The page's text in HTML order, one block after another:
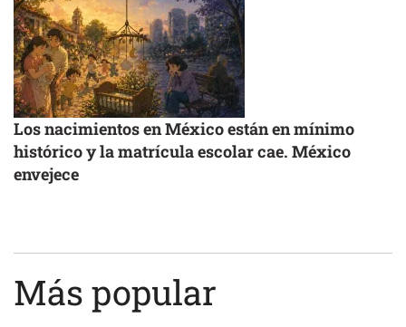
Los nacimientos en México están en mínimo
histórico y la matrícula escolar cae. México
envejece
Más popular